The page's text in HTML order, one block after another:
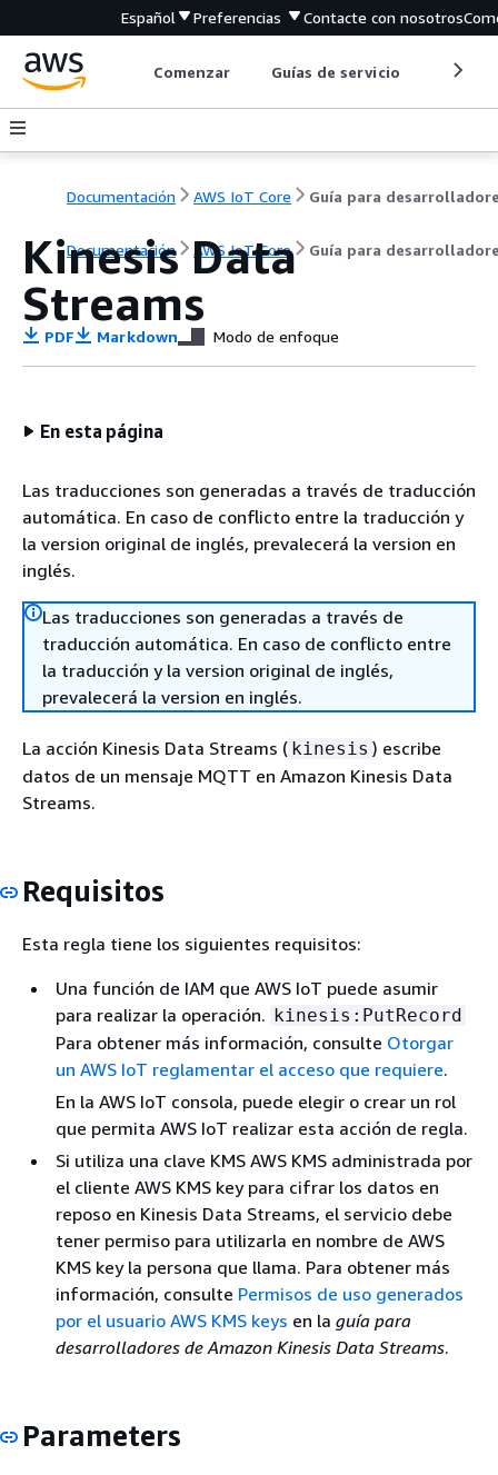
Español Preferencias Contacte con nosotros
Comenzar Guías de servicio
Documentación AWS IoT Core Guía para
Documentación AWS IoT Core Guía para
Kinesis Data
Streams
PDF Markdown Modo de enfoque
En esta página
Las traducciones son generadas a través de traducción
automática. En caso de conflicto entre la traducción y
la version original de inglés, prevalecerá la version en
inglés.
Las traducciones son generadas a través de
traducción automática. En caso de conflicto entre
la traducción y la version original de inglés,
prevalecerá la version en inglés.
La acción Kinesis Data Streams ( kinesis ) escribe
datos de un mensaje MQTT en Amazon Kinesis Data
Streams.
Requisitos
Esta regla tiene los siguientes requisitos:
Una función de IAM que AWS IoT puede asumir
para realizar la operación. kinesis:PutRecord
Para obtener más información, consulte Otorgar
un AWS IoT reglamentar el acceso que requiere.
En la AWS IoT consola, puede elegir o crear un rol
que permita AWS IoT realizar esta acción de regla.
Si utiliza una clave KMS AWS KMS administrada por
el cliente AWS KMS key para cifrar los datos en
reposo en Kinesis Data Streams, el servicio debe
tener permiso para utilizarla en nombre de AWS
KMS key la persona que llama. Para obtener más
información, consulte Permisos de uso generados
por el usuario AWS KMS keys en la guía para
desarrolladores de Amazon Kinesis Data Streams.
Parameters